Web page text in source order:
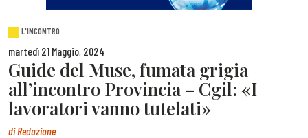
L'INCONTRO
martedì 21 Maggio, 2024
Guide del Muse, fumata grigia
all’incontro Provincia – Cgil: «I
lavoratori vanno tutelati»
diRedazione